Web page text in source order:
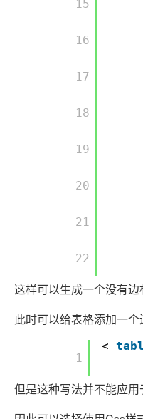
       15
       16
       17
       18
       19
       20
       21
       22
这样可以生成一个没有
此时可以给表格添加一个
       1
<
但是这种写法并不能应